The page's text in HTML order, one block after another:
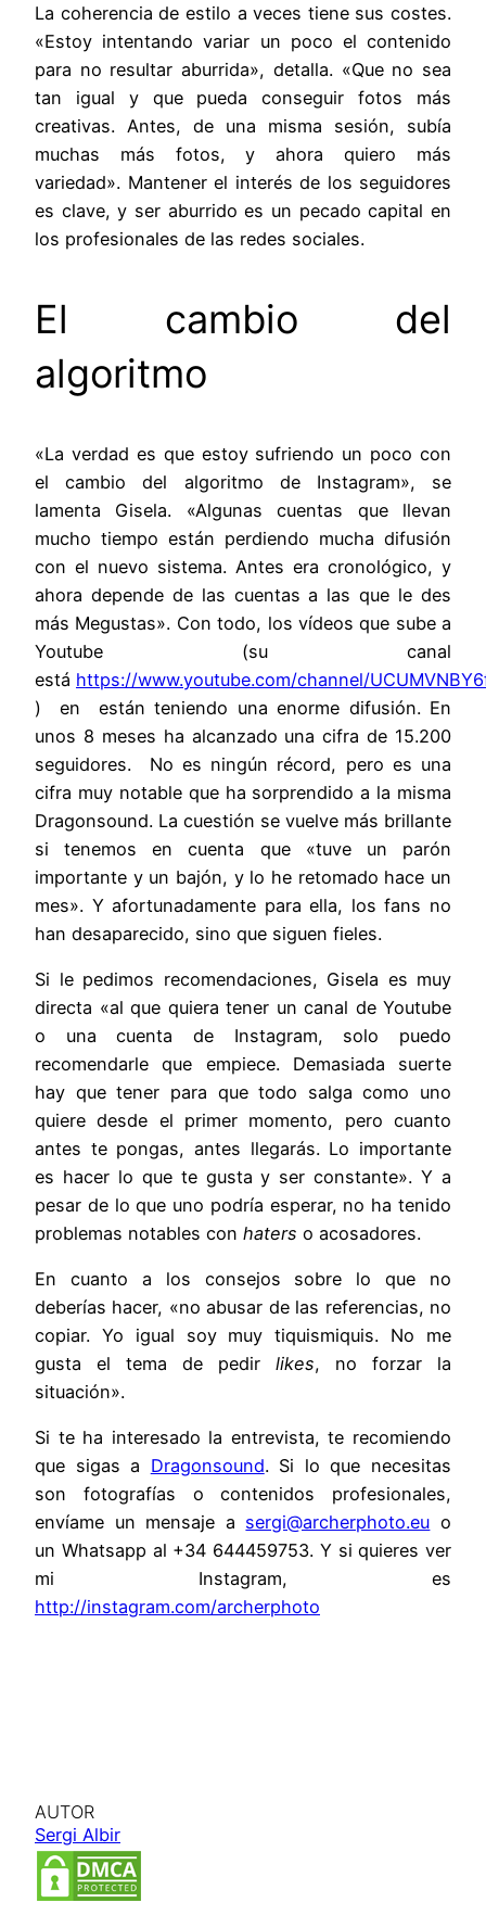
La coherencia de estilo a veces tiene sus costes.
«Estoy intentando variar un poco el contenido
para no resultar aburrida», detalla. «Que no sea
tan igual y que pueda conseguir fotos más
creativas. Antes, de una misma sesión, subía
muchas más fotos, y ahora quiero más
variedad». Mantener el interés de los seguidores
es clave, y ser aburrido es un pecado capital en
los profesionales de las redes sociales.
El cambio del
algoritmo
«La verdad es que estoy sufriendo un poco con
el cambio del algoritmo de Instagram», se
lamenta Gisela. «Algunas cuentas que llevan
mucho tiempo están perdiendo mucha difusión
con el nuevo sistema. Antes era cronológico, y
ahora depende de las cuentas a las que le des
más Megustas». Con todo, los vídeos que sube a
Youtube (su canal
está https://www.youtube.com/channel/
) en están teniendo una enorme difusión. En
unos 8 meses ha alcanzado una cifra de 15.200
seguidores. No es ningún récord, pero es una
cifra muy notable que ha sorprendido a la misma
Dragonsound. La cuestión se vuelve más brillante
si tenemos en cuenta que «tuve un parón
importante y un bajón, y lo he retomado hace un
mes». Y afortunadamente para ella, los fans no
han desaparecido, sino que siguen fieles.
Si le pedimos recomendaciones, Gisela es muy
directa «al que quiera tener un canal de Youtube
o una cuenta de Instagram, solo puedo
recomendarle que empiece. Demasiada suerte
hay que tener para que todo salga como uno
quiere desde el primer momento, pero cuanto
antes te pongas, antes llegarás. Lo importante
es hacer lo que te gusta y ser constante». Y a
pesar de lo que uno podría esperar, no ha tenido
problemas notables con haters o acosadores.
En cuanto a los consejos sobre lo que no
deberías hacer, «no abusar de las referencias, no
copiar. Yo igual soy muy tiquismiquis. No me
gusta el tema de pedir likes, no forzar la
situación».
Si te ha interesado la entrevista, te recomiendo
que sigas a Dragonsound. Si lo que necesitas
son fotografías o contenidos profesionales,
envíame un mensaje a sergi@archerphoto.eu o
un Whatsapp al +34 644459753. Y si quieres ver
mi Instagram, es
http://instagram.com/archerphoto
AUTOR
Sergi Albir